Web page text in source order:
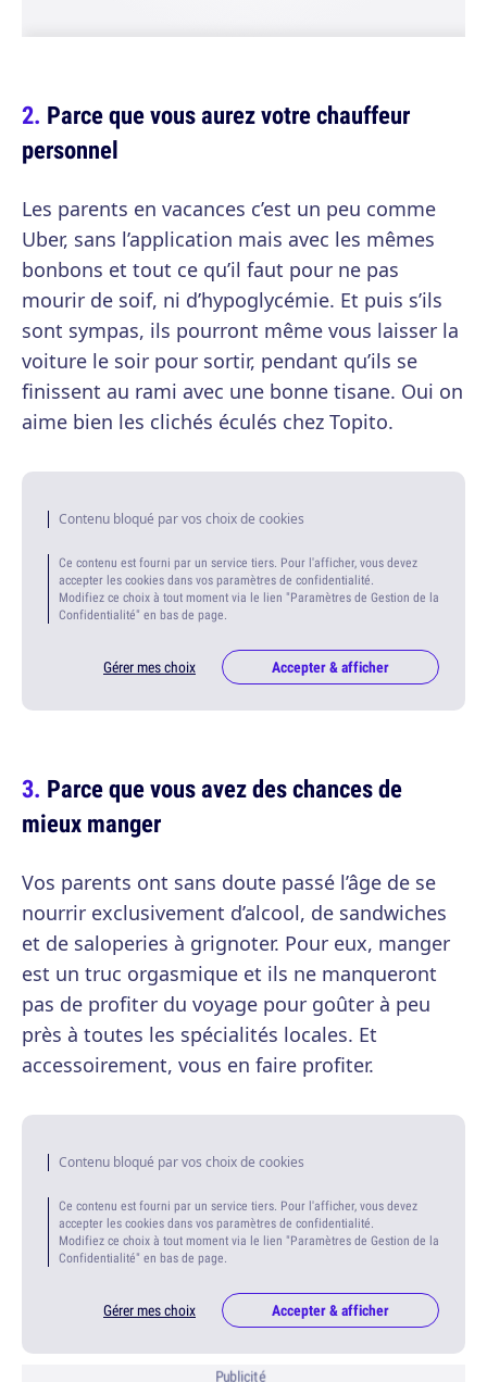
Parce que vous aurez votre chauffeur
personnel
Les parents en vacances c’est un peu comme
Uber, sans l’application mais avec les mêmes
bonbons et tout ce qu’il faut pour ne pas
mourir de soif, ni d’hypoglycémie. Et puis s’ils
sont sympas, ils pourront même vous laisser la
voiture le soir pour sortir, pendant qu’ils se
finissent au rami avec une bonne tisane. Oui on
aime bien les clichés éculés chez Topito.
Contenu bloqué par vos choix de cookies
Ce contenu est fourni par un service tiers. Pour l'afficher, vous devez
accepter les cookies dans vos paramètres de confidentialité.
Modifiez ce choix à tout moment via le lien "Paramètres de Gestion de la
Confidentialité" en bas de page.
Gérer mes choix Accepter & afficher
Parce que vous avez des chances de
mieux manger
Vos parents ont sans doute passé l’âge de se
nourrir exclusivement d’alcool, de sandwiches
et de saloperies à grignoter. Pour eux, manger
est un truc orgasmique et ils ne manqueront
pas de profiter du voyage pour goûter à peu
près à toutes les spécialités locales. Et
accessoirement, vous en faire profiter.
Contenu bloqué par vos choix de cookies
Ce contenu est fourni par un service tiers. Pour l'afficher, vous devez
accepter les cookies dans vos paramètres de confidentialité.
Modifiez ce choix à tout moment via le lien "Paramètres de Gestion de la
Confidentialité" en bas de page.
Gérer mes choix Accepter & afficher
Publicité